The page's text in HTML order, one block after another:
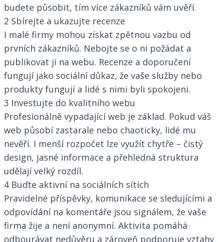
budete působit, tím více zákazníků vám uvěří.
2 Sbírejte a ukazujte recenze
I malé firmy mohou získat zpětnou vazbu od
prvních zákazníků. Nebojte se o ni požádat a
publikovat ji na webu. Recenze a doporučení
fungují jako sociální důkaz, že vaše služby nebo
produkty fungují a lidé s nimi byli spokojeni.
3 Investujte do kvalitního webu
Profesionálně vypadající web je základ. Pokud váš
web působí zastarale nebo chaoticky, lidé mu
nevěří. I menší rozpočet lze využít chytře – čistý
design, jasné informace a přehledná struktura
udělají velký rozdíl.
4 Buďte aktivní na sociálních sítích
Pravidelné příspěvky, komunikace se sledujícími a
odpovídání na komentáře jsou signálem, že vaše
firma žije a není anonymní. Aktivita pomáhá
odbourávat nedůvěru a zároveň podporuje vztahy